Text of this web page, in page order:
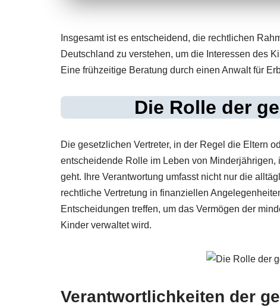
Insgesamt ist es entscheidend, die rechtlichen
Deutschland zu verstehen, um die Interessen des
Eine frühzeitige Beratung durch einen Anwalt für
Die Rolle der
Die gesetzlichen Vertreter, in der Regel die Eltern
entscheidende Rolle im Leben von
geht. Ihre Verantwortung umfasst nicht nur die
rechtliche Vertretung in finanziellen
Entscheidungen treffen, um das Vermögen der
Kinder verwaltet wird.
Verantwortlichkeiten der